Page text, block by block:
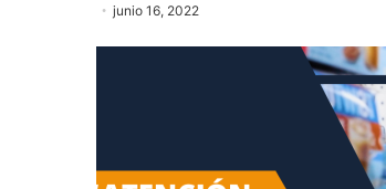
junio 16, 2022